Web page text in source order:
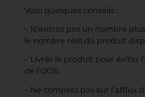
Voici quelques conseils :
– N’entrez pas un nombre
le nombre réel du produit
– Livrer le produit pour éviter
de l’OOS.
– Ne comptez pas sur l’afflux